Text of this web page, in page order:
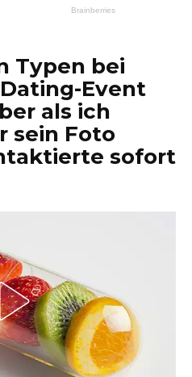
Typen bei
Event
als ich
sein Foto
sofort